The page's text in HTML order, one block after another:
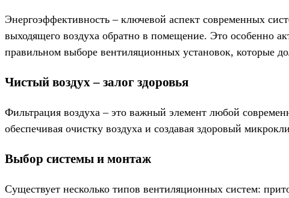
Энергоэффективность – ключевой аспект современных
выходящего воздуха обратно в помещение. Это особенно
правильном выборе вентиляционных установок, которые
Чистый воздух – залог здоровья
Фильтрация воздуха – это важный элемент любой
обеспечивая очистку воздуха и создавая здоровый
Выбор системы и монтаж
Существует несколько типов вентиляционных систем: